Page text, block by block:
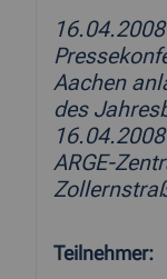
16.04.2008
Aachen
des
ARGE-
Teilnehmer: